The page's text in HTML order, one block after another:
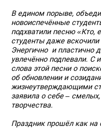
В едином порыве,
новоиспечённые
подхватили песню «Кто,
студенты даже
Энергично и пластично
увлечённо подпевали. С
слова этой песни о
об обновлении и
жизнеутверждающими
заявила о себе –
творчества.
Праздник прошёл как